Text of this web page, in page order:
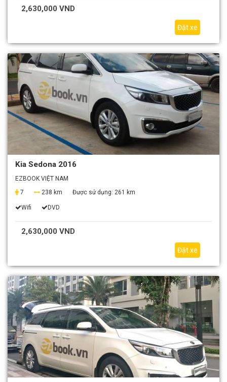
2,630,000 VND
Đặt xe
Kia Sedona 2016
EZBOOK VIỆT NAM
7
238 km Được sử dụng: 261 km
Wifi DVD
2,630,000 VND
Đặt xe